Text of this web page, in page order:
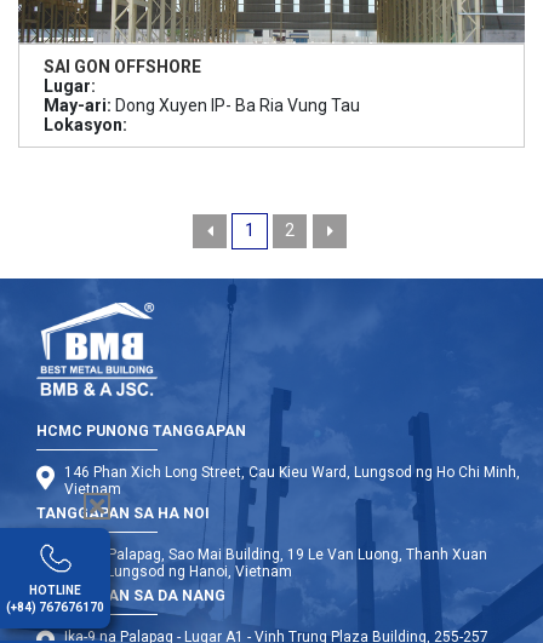
SAI GON OFFSHORE
Lugar:
May-ari: Dong Xuyen IP- Ba Ria Vung Tau
Lokasyon:
1 2
HCMC PUNONG TANGGAPAN
146 Phan Xich Long Street, Cau Kieu Ward, Lungsod ng Ho Chi Minh,
Vietnam
TANGGAPAN SA HA NOI
Ika-12 Palapag, Sao Mai Building, 19 Le Van Luong, Thanh Xuan
Ward, Lungsod ng Hanoi, Vietnam
TANGGAPAN SA DA NANG
Ika-9 na Palapag - Lugar A1 - Vinh Trung Plaza Building, 255-257
HOTLINE
(+84) 767676170